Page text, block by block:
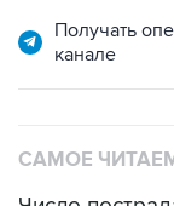
Получать
канале
САМОЕ